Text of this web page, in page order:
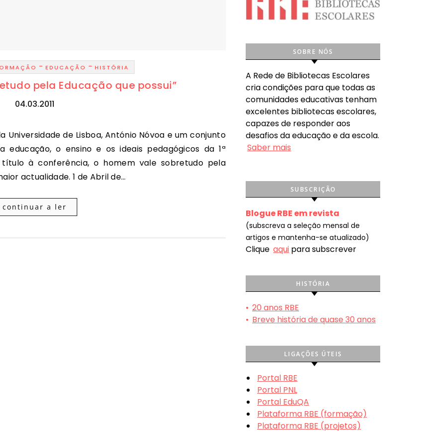
- EDUCAÇÃO - HISTÓRIA
pela Educação que possui”
04.03.2011
educação, o ensino e os ideais pedagógicos da 1ª
título à conferência, o homem vale sobretudo pela
actualidade. 1 de Abril de…
continuar a ler
SOBRE NÓS
A Rede de Bibliotecas Escolares
cria condições para que todas as
comunidades educativas tenham
excelentes bibliotecas escolares,
capazes de responder aos
desafios da educação e da escola.
Saber mais
SUBSCRIÇÃO
Blogue RBE em revista
(subscreva a seleção mensal de
artigos e mantenha-se atualizado)
Clique aqui para subscrever
HISTÓRIA
• 20 anos RBE
• Breve história de quase 30 anos
LIGAÇÕES ÚTEIS
Portal RBE
Portal PNL
Portal EduQA
Plataforma RBE (formação)
Plataforma RBE (projetos)